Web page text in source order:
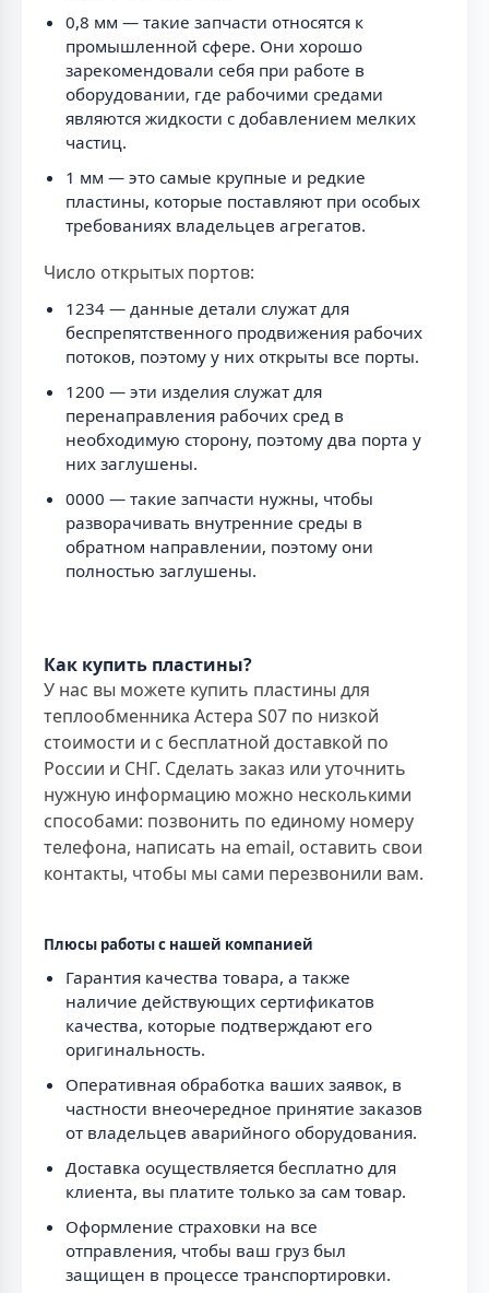
0,8 мм — такие запчасти относятся к
промышленной сфере. Они хорошо
зарекомендовали себя при работе в
оборудовании, где рабочими средами
являются жидкости с добавлением мелких
частиц.
1 мм — это самые крупные и редкие
пластины, которые поставляют при особых
требованиях владельцев агрегатов.
Число открытых портов:
1234 — данные детали служат для
беспрепятственного продвижения рабочих
потоков, поэтому у них открыты все порты.
1200 — эти изделия служат для
перенаправления рабочих сред в
необходимую сторону, поэтому два порта у
них заглушены.
0000 — такие запчасти нужны, чтобы
разворачивать внутренние среды в
обратном направлении, поэтому они
полностью заглушены.
Как купить пластины?
У нас вы можете купить пластины для
теплообменника Астера S07 по низкой
стоимости и с бесплатной доставкой по
России и СНГ. Сделать заказ или уточнить
нужную информацию можно несколькими
способами: позвонить по единому номеру
телефона, написать на email, оставить свои
контакты, чтобы мы сами перезвонили вам.
Плюсы работы с нашей компанией
Гарантия качества товара, а также
наличие действующих сертификатов
качества, которые подтверждают его
оригинальность.
Оперативная обработка ваших заявок, в
частности внеочередное принятие заказов
от владельцев аварийного оборудования.
Доставка осуществляется бесплатно для
клиента, вы платите только за сам товар.
Оформление страховки на все
отправления, чтобы ваш груз был
защищен в процессе транспортировки.